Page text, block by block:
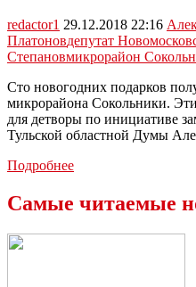
redactor1 29.12.2018 22:16
Платоновдепутат
Степановмикрорайон
Сто новогодних подарков
микрорайона Сокольники.
для детворы по инициативе
Тульской областной Думы
Подробнее29
Сокольниках
Самые читаемые